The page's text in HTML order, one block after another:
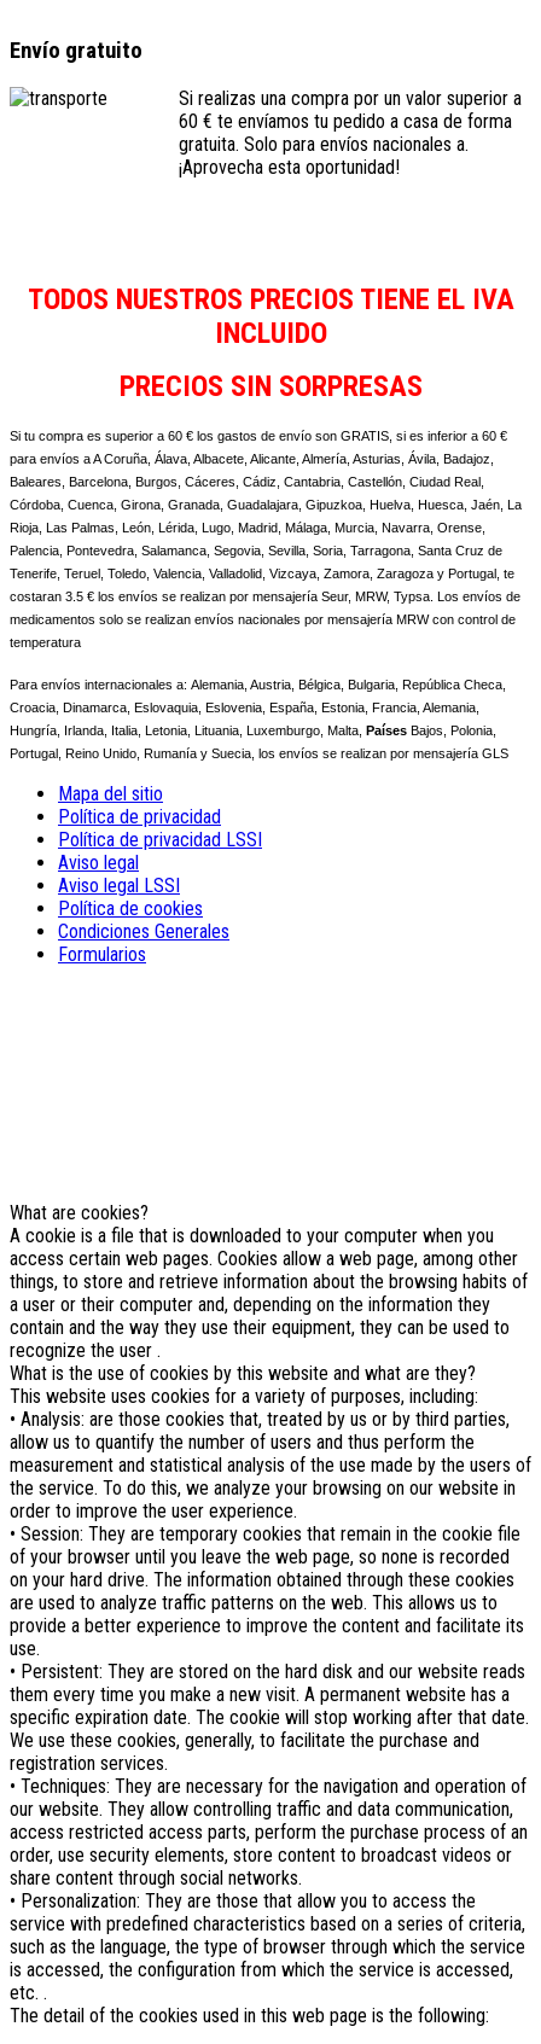
Envío gratuito
Si realizas una compra por un valor superior a
60 € te envíamos tu pedido a casa de forma
gratuita. Solo para envíos nacionales a.
¡Aprovecha esta oportunidad!
TODOS NUESTROS PRECIOS TIENE EL IVA
INCLUIDO
PRECIOS SIN SORPRESAS
Si tu compra es superior a 60 € los gastos de envío son GRATIS, si es inferior a 60 €
para envíos a A Coruña, Álava, Albacete, Alicante, Almería, Asturias, Ávila, Badajoz,
Baleares, Barcelona, Burgos, Cáceres, Cádiz, Cantabria, Castellón, Ciudad Real,
Córdoba, Cuenca, Girona, Granada, Guadalajara, Gipuzkoa, Huelva, Huesca, Jaén, La
Rioja, Las Palmas, León, Lérida, Lugo, Madrid, Málaga, Murcia, Navarra, Orense,
Palencia, Pontevedra, Salamanca, Segovia, Sevilla, Soria, Tarragona, Santa Cruz de
Tenerife, Teruel, Toledo, Valencia, Valladolid, Vizcaya, Zamora, Zaragoza y Portugal, te
costaran 3.5 € los envíos se realizan por mensajería Seur, MRW, Typsa. Los envíos de
medicamentos solo se realizan envíos nacionales por mensajería MRW con control de
temperatura
Para envíos internacionales a: Alemania, Austria, Bélgica, Bulgaria, República Checa,
Croacia, Dinamarca, Eslovaquia, Eslovenia, España, Estonia, Francia, Alemania,
Hungría, Irlanda, Italia, Letonia, Lituania, Luxemburgo, Malta, Países Bajos, Polonia,
Portugal, Reino Unido, Rumanía y Suecia, los envíos se realizan por mensajería GLS
Mapa del sitio
Política de privacidad
Política de privacidad LSSI
Aviso legal
Aviso legal LSSI
Política de cookies
Condiciones Generales
Formularios
What are cookies?
A cookie is a file that is downloaded to your computer when you
access certain web pages. Cookies allow a web page, among other
things, to store and retrieve information about the browsing habits of
a user or their computer and, depending on the information they
contain and the way they use their equipment, they can be used to
recognize the user .
What is the use of cookies by this website and what are they?
This website uses cookies for a variety of purposes, including:
• Analysis: are those cookies that, treated by us or by third parties,
allow us to quantify the number of users and thus perform the
measurement and statistical analysis of the use made by the users of
the service. To do this, we analyze your browsing on our website in
order to improve the user experience.
• Session: They are temporary cookies that remain in the cookie file
of your browser until you leave the web page, so none is recorded
on your hard drive. The information obtained through these cookies
are used to analyze traffic patterns on the web. This allows us to
provide a better experience to improve the content and facilitate its
use.
• Persistent: They are stored on the hard disk and our website reads
them every time you make a new visit. A permanent website has a
specific expiration date. The cookie will stop working after that date.
We use these cookies, generally, to facilitate the purchase and
registration services.
• Techniques: They are necessary for the navigation and operation of
our website. They allow controlling traffic and data communication,
access restricted access parts, perform the purchase process of an
order, use security elements, store content to broadcast videos or
share content through social networks.
• Personalization: They are those that allow you to access the
service with predefined characteristics based on a series of criteria,
such as the language, the type of browser through which the service
is accessed, the configuration from which the service is accessed,
etc. .
The detail of the cookies used in this web page is the following: